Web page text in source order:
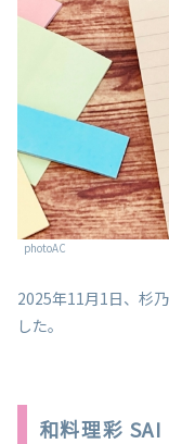
photoAC
2025年11月1日、杉
した。
和料理彩 SAI